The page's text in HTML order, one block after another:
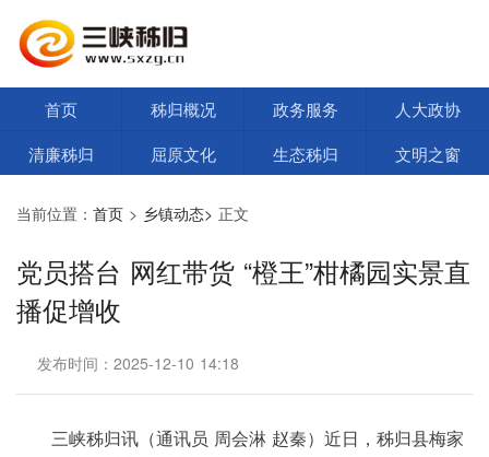
首页 秭归概况 政务服务
人大政协
清廉秭归
屈原文化 生态秭归 文明之窗
当前位置： 首页 > 乡镇动态> 正文
党员搭台 网红带货 “橙王”柑橘园实景直
播促增收
发布时间：2025-12-10 14:18
三峡秭归讯（通讯员 周会淋 赵秦）近日，秭归县梅家